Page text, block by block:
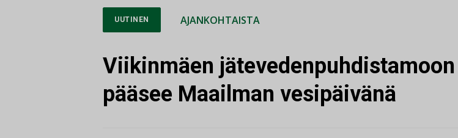
UUTINEN AJANKOHTAISTA
Viikinmäen jätevedenpuhdistamoon
pääsee Maailman vesipäivänä